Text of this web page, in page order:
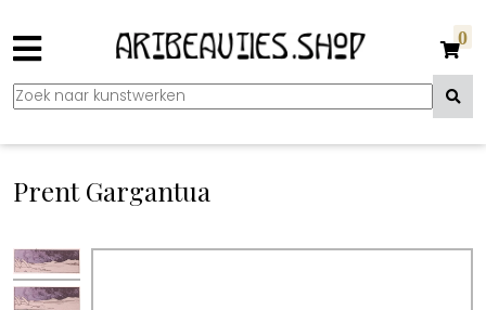
0
Prent Gargantua